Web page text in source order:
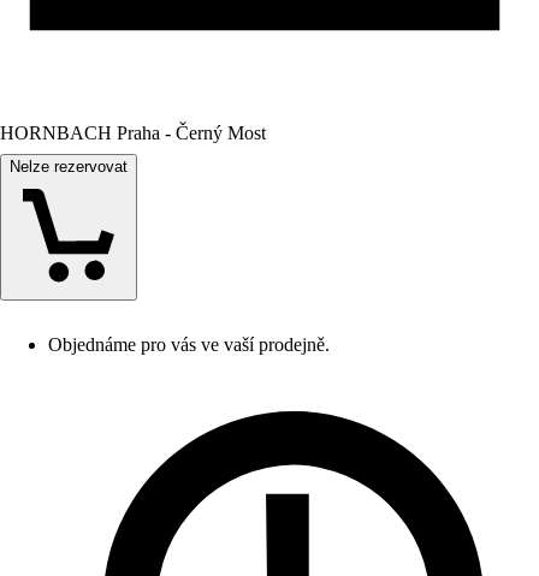
HORNBACH Praha - Černý Most
Nelze rezervovat
Objednáme pro vás ve vaší prodejně.